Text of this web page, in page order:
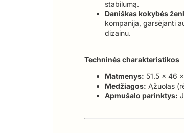
stabilumą.
Daniškas kokybės
kompanija, garsėjanti
dizainu.
Techninės charakteristikos
Matmenys: 51.5 x 46
Medžiagos: Ąžuolas
Apmušalo parinktys: